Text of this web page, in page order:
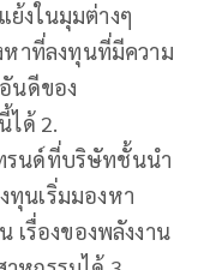
ย้งในมุมต่างๆ
หาที่ลงทุนที่มีความ
นดีของ
ได้ 2.
ทรนด์ที่บริษัทชั้นนำ
ทุนเริ่มมองหา
เรื่องของพลังงาน